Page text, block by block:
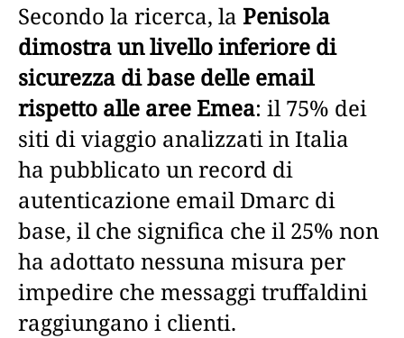
Secondo la ricerca, la Penisola
dimostra un livello inferiore di
sicurezza di base delle email
rispetto alle aree Emea: il 75% dei
siti di viaggio analizzati in Italia
ha pubblicato un record di
autenticazione email Dmarc di
base, il che significa che il 25% non
ha adottato nessuna misura per
impedire che messaggi truffaldini
raggiungano i clienti.